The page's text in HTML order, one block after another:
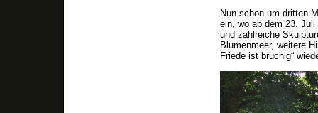
Nun schon um dritten
ein, wo ab dem 23.
und zahlreiche
Blumenmeer, weitere
Friede ist brüchig“